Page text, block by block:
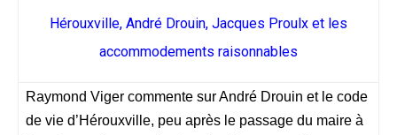
Hérouxville, André Drouin, Jacques Proulx et les
accommodements raisonnables
Raymond Viger commente sur André Drouin et le code
de vie d’Hérouxville, peu après le passage du maire à